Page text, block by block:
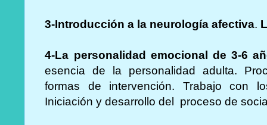
3-Introducción a la neurología afectiva.
4-La personalidad emocional de 3-6
esencia de la personalidad adulta.
formas de intervención. Trabajo con
Iniciación y desarrollo del proceso de